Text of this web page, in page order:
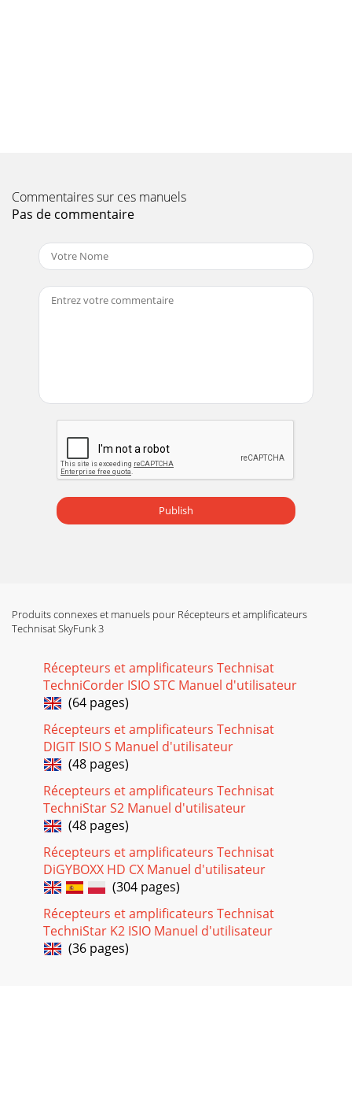
Commentaires sur ces manuels
Pas de commentaire
Publish
Produits connexes et manuels pour Récepteurs et amplificateurs
Technisat SkyFunk 3
Récepteurs et amplificateurs Technisat
TechniCorder ISIO STC Manuel d'utilisateur
(64 pages)
Récepteurs et amplificateurs Technisat
DIGIT ISIO S Manuel d'utilisateur
(48 pages)
Récepteurs et amplificateurs Technisat
TechniStar S2 Manuel d'utilisateur
(48 pages)
Récepteurs et amplificateurs Technisat
DiGYBOXX HD CX Manuel d'utilisateur
(304 pages)
Récepteurs et amplificateurs Technisat
TechniStar K2 ISIO Manuel d'utilisateur
(36 pages)